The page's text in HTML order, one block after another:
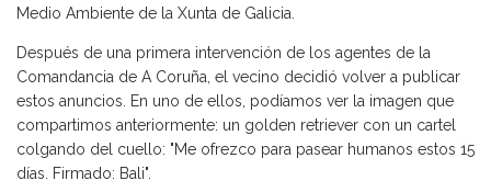
Medio Ambiente de la Xunta de Galicia.
Después de una primera intervención de los agentes de la
Comandancia de A Coruña, el vecino decidió volver a publicar
estos anuncios. En uno de ellos, podíamos ver la imagen que
compartimos anteriormente: un golden retriever con un cartel
colgando del cuello: "Me ofrezco para pasear humanos estos 15
días. Firmado: Bali".